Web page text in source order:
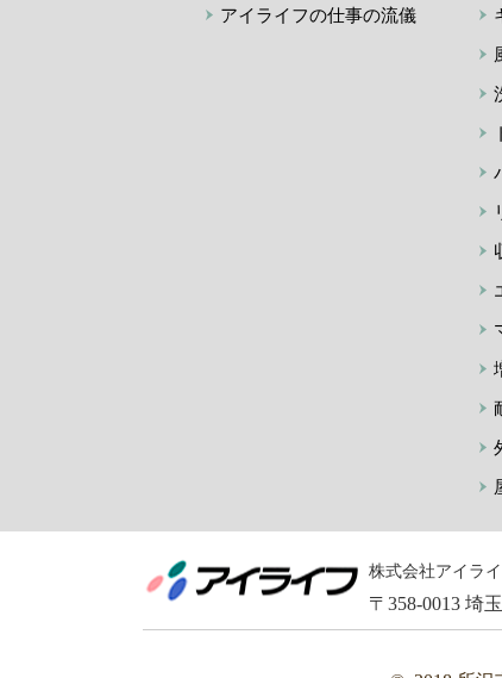
アイライフの仕事の流儀
株式会社アイラ
〒358-0013 埼